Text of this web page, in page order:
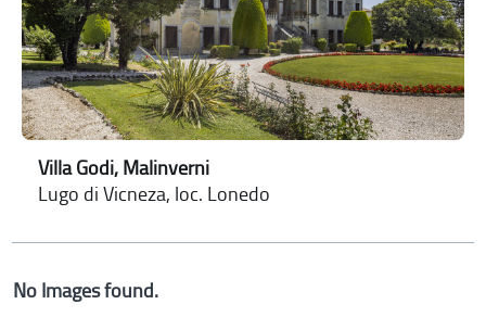
Villa Godi, Malinverni
Lugo di Vicneza, loc. Lonedo
No Images found.